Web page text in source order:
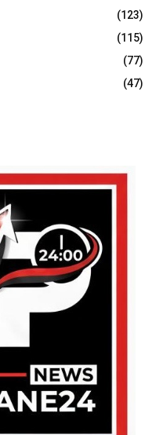
(123)
(115)
(77)
(47)